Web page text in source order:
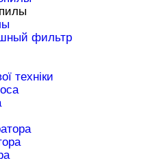
фильтр
техніки